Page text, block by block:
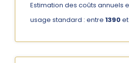
Estimation des coûts annuels
usage standard : entre 1390et